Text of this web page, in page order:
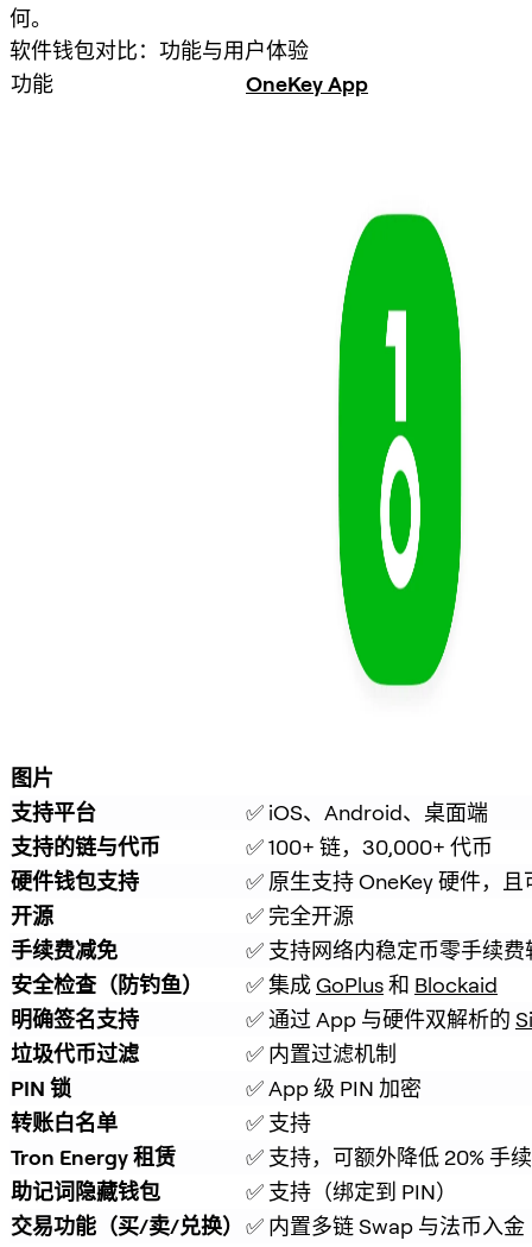
何。
软件钱包对比：功能与用户体验
功能
OneKey App
图片
支持平台
✅ iOS、Android、桌面端
支持的链与代币
✅ 100+ 链，30,000+ 代币
硬件钱包支持
✅ 原生支持 OneKey 硬件，
开源
✅ 完全开源
手续费减免
✅ 支持网络内稳定币零手续费
安全检查（防钓鱼）
✅ 集成 GoPlus 和 Blockaid
明确签名支持
✅ 通过 App 与硬件双解析的
垃圾代币过滤
✅ 内置过滤机制
PIN 锁
✅ App 级 PIN 加密
转账白名单
✅ 支持
Tron Energy 租赁
✅ 支持，可额外降低 20% 手
助记词隐藏钱包
✅ 支持（绑定到 PIN）
交易功能（买/卖/兑换） ✅ 内置多链 Swap 与法币入金